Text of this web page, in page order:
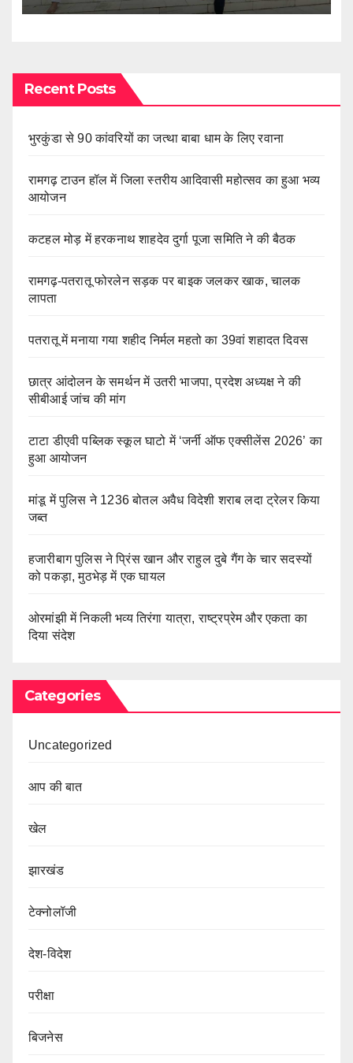
Recent Posts
भुरकुंडा से 90 कांवरियों का जत्था बाबा धाम के लिए रवाना
रामगढ़ टाउन हॉल में जिला स्तरीय आदिवासी महोत्सव का हुआ भव्य
आयोजन
कटहल मोड़ में हरकनाथ शाहदेव दुर्गा पूजा समिति ने की बैठक
रामगढ़-पतरातू फोरलेन सड़क पर बाइक जलकर खाक, चालक
लापता
पतरातू में मनाया गया शहीद निर्मल महतो का 39वां शहादत दिवस
छात्र आंदोलन के समर्थन में उतरी भाजपा, प्रदेश अध्यक्ष ने की
सीबीआई जांच की मांग
टाटा डीएवी पब्लिक स्कूल घाटो में ‘जर्नी ऑफ एक्सीलेंस 2026’ का
हुआ आयोजन
मांडू में पुलिस ने 1236 बोतल अवैध विदेशी शराब लदा ट्रेलर किया
जब्त
हजारीबाग पुलिस ने प्रिंस खान और राहुल दुबे गैंग के चार सदस्यों
को पकड़ा, मुठभेड़ में एक घायल
ओरमांझी में निकली भव्य तिरंगा यात्रा, राष्ट्रप्रेम और एकता का
दिया संदेश
Categories
Uncategorized
आप की बात
खेल
झारखंड
टेक्नोलॉजी
देश-विदेश
परीक्षा
बिजनेस